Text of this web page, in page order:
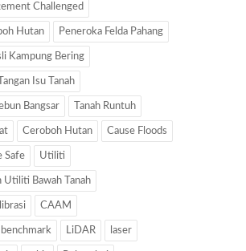
Challenged
Hutan Peneroka Felda Pahang
Kampung Bering
Isu Tanah
Bangsar Tanah Runtuh
Ceroboh Hutan Cause Floods
Safe Utiliti
Utiliti Bawah Tanah
CAAM
LiDAR laser